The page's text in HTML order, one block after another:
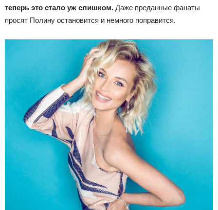
теперь это стало уж слишком. Даже преданные фанаты
просят Полину остановится и немного поправится.